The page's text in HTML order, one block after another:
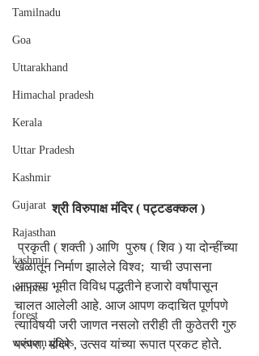
Tamilnadu
Goa
Uttarakhand
Himachal pradesh
Kerala
Uttar Pradesh
Kashmir
Gujarat
Rajasthan
kashmir
temples
forest
western ghats
श्री विरुपाक्ष मंदिर ( पट्टडक्कल )
प्रकृती ( शक्ती ) आणि  पुरुष ( शिव ) या दोन्हींच्या
खेळातून निर्माण झालेले विश्व;  याची उपासना
आपल्या भूमीत विविध पद्धतीने हजारो वर्षांपासून
चालत आलेली आहे. आज आपण कदाचित पूर्णपणे
त्याविषयी जरी जाणत नसलो तरीही ती कुठेतरी गुरु
परंपरा, मंदिरे , उत्सव यांच्या रूपात प्रकट होते.